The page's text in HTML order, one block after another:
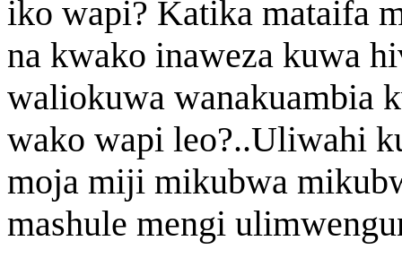
iko wapi? Katika mataifa
na kwako inaweza kuwa
waliokuwa wanakuambia
wako wapi leo?..Uliwahi
moja miji mikubwa
mashule mengi